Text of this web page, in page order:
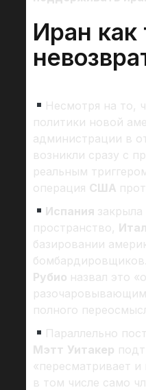
Иран как
Несмотря на то,
политики новой
администрации в
возникли сразу с
реальным
операция США
Испания
пространство,
базировании
Рубио назвал это
полного
Параллельно
Мэтт Уитакер
«пересматривает
в том числе само